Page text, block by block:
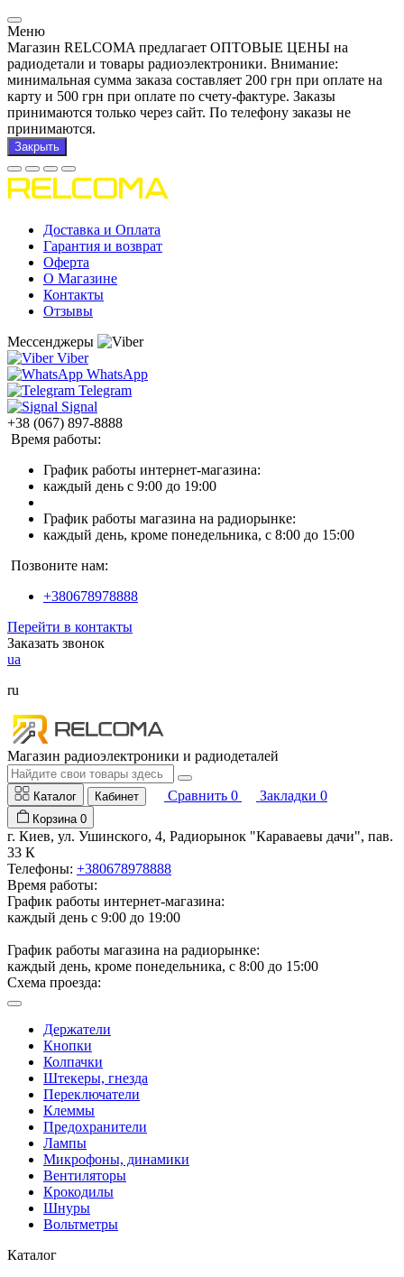
Меню
Магазин RELCOMA предлагает ОПТОВЫЕ ЦЕНЫ на
радиодетали и товары радиоэлектроники. Внимание:
минимальная сумма заказа составляет 200 грн при оплате на
карту и 500 грн при оплате по счету-фактуре. Заказы
принимаются только через сайт. По телефону заказы не
принимаются.
Закрыть
Доставка и Оплата
Гарантия и возврат
Оферта
О Магазине
Контакты
Отзывы
Мессенджеры
Viber
WhatsApp
Telegram
Signal
+38 (067) 897-8888
Время работы:
График работы интернет-магазина:
каждый день с 9:00 до 19:00
График работы магазина на радиорынке:
каждый день, кроме понедельника, с 8:00 до 15:00
Позвоните нам:
+380678978888
Перейти в контакты
Заказать звонок
ua
ru
Магазин радиоэлектроники и радиодеталей
Каталог Кабинет Сравнить 0 Закладки 0
Корзина 0
г. Киев, ул. Ушинского, 4, Радиорынок "Караваевы дачи", пав.
33 К
Телефоны: +380678978888
Время работы:
График работы интернет-магазина:
каждый день с 9:00 до 19:00
График работы магазина на радиорынке:
каждый день, кроме понедельника, с 8:00 до 15:00
Схема проезда:
Держатели
Кнопки
Колпачки
Штекеры, гнезда
Переключатели
Клеммы
Предохранители
Лампы
Микрофоны, динамики
Вентиляторы
Крокодилы
Шнуры
Вольтметры
Каталог